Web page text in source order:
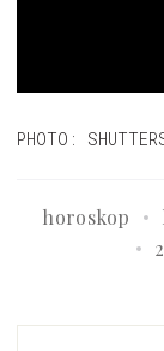
PHOTO:
horoskop